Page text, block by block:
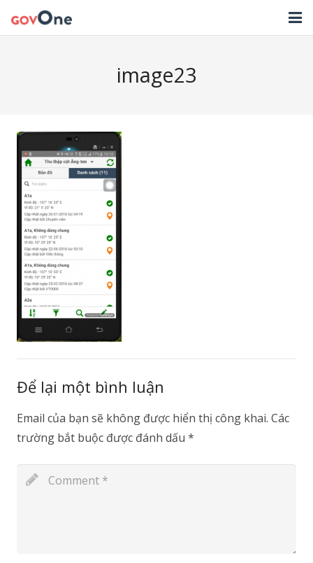
HỖ TRỢ
TẢI ỨNG DỤNG
LIÊN HỆ
NHẬT KÝ CẬP NHẬT PHẦN MỀM
image23
Để lại một bình luận
Email của bạn sẽ không được hiển thị công khai. Các
trường bắt buộc được đánh dấu *